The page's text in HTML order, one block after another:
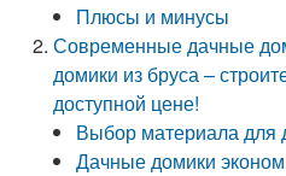
Плюсы и минусы
Современные дачные
домики из бруса –
доступной цене!
Выбор материала для
Дачные домики эконом